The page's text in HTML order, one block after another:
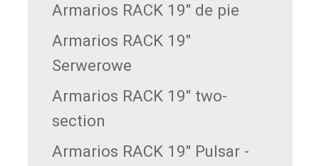
Armarios RACK 19" de pie
Armarios RACK 19"
Serwerowe
Armarios RACK 19" two-
section
Armarios RACK 19" Pulsar -